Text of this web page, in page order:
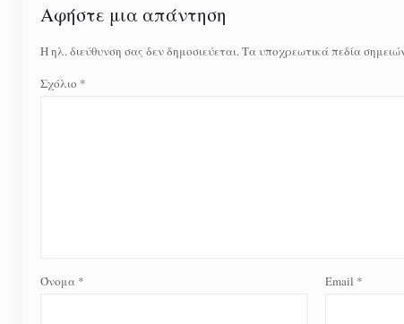
Αφήστε μια απάντηση
Η ηλ. διεύθυνση σας δεν δημοσιεύεται.Τα υποχρεωτικά πεδία
Σχόλιο *
Όνομα * Email *